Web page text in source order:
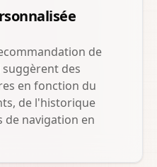
de
des
en fonction du
de l'historique
de navigation en